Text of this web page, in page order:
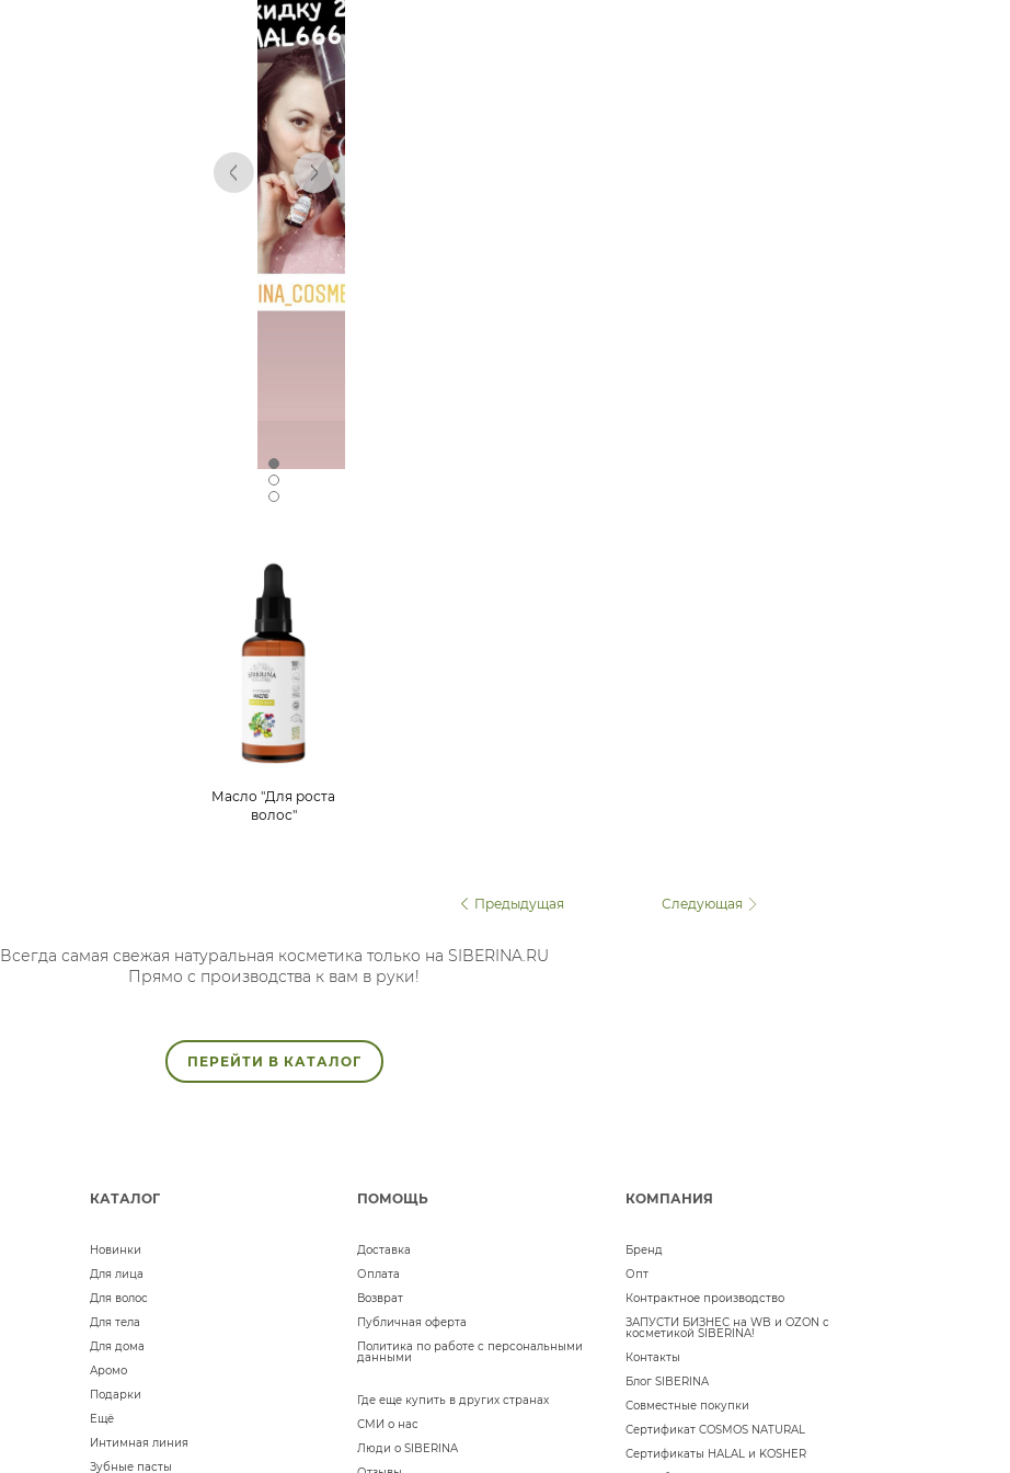
Масло "Для роста
волос"
Предыдущая Следующая
Всегда самая свежая натуральная косметика только на SIBERINA.RU
Прямо с производства к вам в руки!
ПЕРЕЙТИ В КАТАЛОГ
КАТАЛОГ
Новинки
Для лица
Для волос
Для тела
Для дома
Аромо
Подарки
Ещё
Интимная линия
Зубные пасты
ПОМОЩЬ
Доставка
Оплата
Возврат
Публичная оферта
Политика по работе с персональными
данными
Где еще купить в других странах
СМИ о нас
Люди о SIBERINA
КОМПАНИЯ
Бренд
Опт
Контрактное производство
ЗАПУСТИ БИЗНЕС на WB и OZON с
косметикой SIBERINA!
Контакты
Блог SIBERINA
Совместные покупки
Сертификат COSMOS NATURAL
Сертификаты HALAL и KOSHER